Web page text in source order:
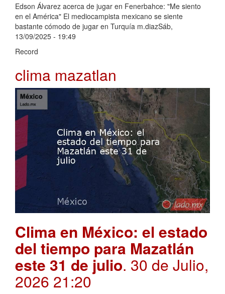
Edson Álvarez acerca de jugar en Fenerbahce: "Me siento
en el América" El mediocampista mexicano se siente
bastante cómodo de jugar en Turquía m.diazSáb,
13/09/2025 - 19:49
Record
clima mazatlan
Clima en México: el estado
del tiempo para Mazatlán
este 31 de julio. 30 de Julio,
2026 21:20